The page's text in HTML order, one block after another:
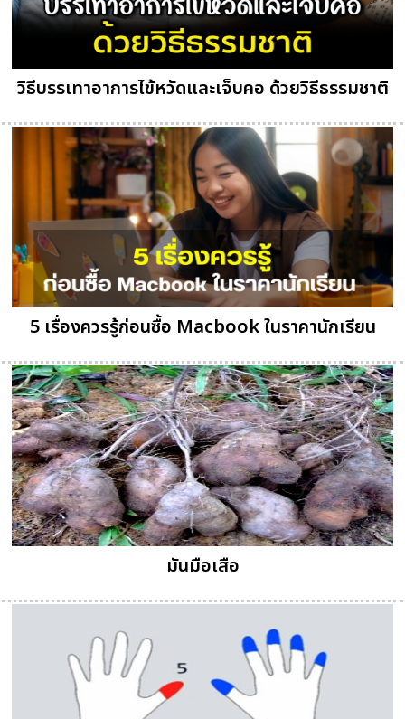
วิธีบรรเทาอาการไข้หวัดและเจ็บคอ ด้วยวิธีธรรมชาติ
5 เรื่องควรรู้ก่อนซื้อ Macbook ในราคานักเรียน
มันมือเสือ